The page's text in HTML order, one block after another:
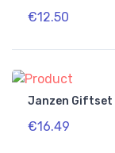
€12.50
Janzen Giftset
€16.49